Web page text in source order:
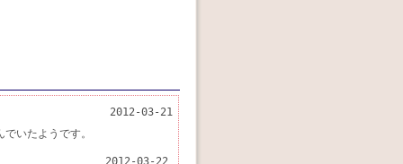
2012-03-21
いたようです。
2012-03-22